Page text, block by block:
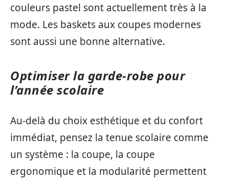
couleurs pastel sont actuellement très à la
mode. Les baskets aux coupes modernes
sont aussi une bonne alternative.
Optimiser la garde-robe pour
l’année scolaire
Au-delà du choix esthétique et du confort
immédiat, pensez la tenue scolaire comme
un système : la coupe, la coupe
ergonomique et la modularité permettent